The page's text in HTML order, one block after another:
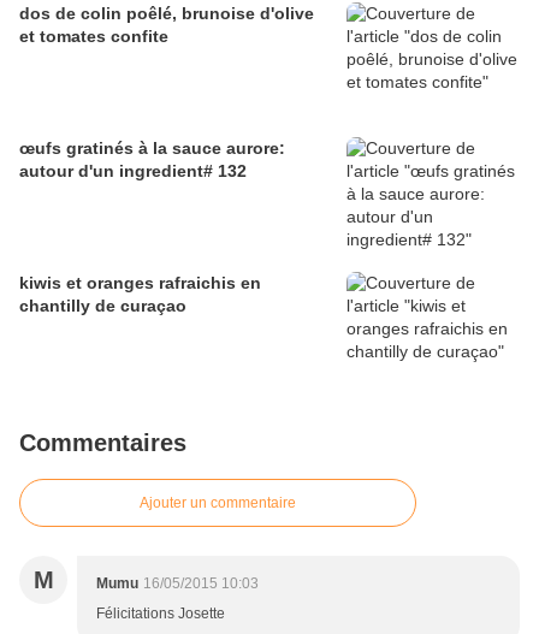
dos de colin poêlé, brunoise d'olive
et tomates confite
œufs gratinés à la sauce aurore:
autour d'un ingredient# 132
kiwis et oranges rafraichis en
chantilly de curaçao
Commentaires
Ajouter un commentaire
M Mumu 16/05/2015 10:03
Félicitations Josette